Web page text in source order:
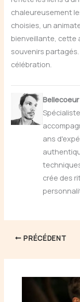
chaleureusement
choisies, un
bienveillante, cette
souvenirs
célébration.
ans
crée des
PRÉCÉDENT